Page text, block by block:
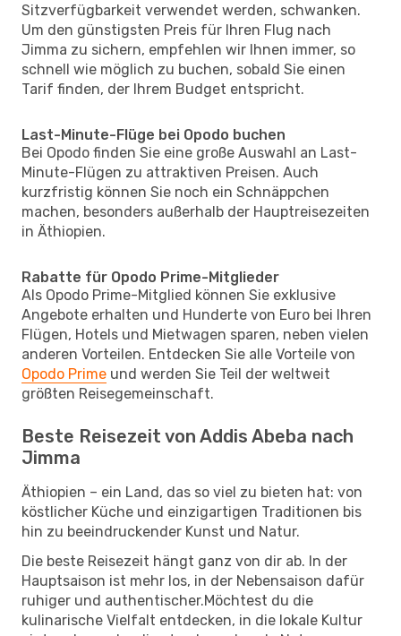
Sitzverfügbarkeit verwendet werden, schwanken.
Um den günstigsten Preis für Ihren Flug nach
Jimma zu sichern, empfehlen wir Ihnen immer, so
schnell wie möglich zu buchen, sobald Sie einen
Tarif finden, der Ihrem Budget entspricht.
Last-Minute-Flüge bei Opodo buchen
Bei Opodo finden Sie eine große Auswahl an Last-
Minute-Flügen zu attraktiven Preisen. Auch
kurzfristig können Sie noch ein Schnäppchen
machen, besonders außerhalb der Hauptreisezeiten
in Äthiopien.
Rabatte für Opodo Prime-Mitglieder
Als Opodo Prime-Mitglied können Sie exklusive
Angebote erhalten und Hunderte von Euro bei Ihren
Flügen, Hotels und Mietwagen sparen, neben vielen
anderen Vorteilen. Entdecken Sie alle Vorteile von
Opodo Prime und werden Sie Teil der weltweit
größten Reisegemeinschaft.
Beste Reisezeit von Addis Abeba nach
Jimma
Äthiopien – ein Land, das so viel zu bieten hat: von
köstlicher Küche und einzigartigen Traditionen bis
hin zu beeindruckender Kunst und Natur.
Die beste Reisezeit hängt ganz von dir ab. In der
Hauptsaison ist mehr los, in der Nebensaison dafür
ruhiger und authentischer.Möchtest du die
kulinarische Vielfalt entdecken, in die lokale Kultur